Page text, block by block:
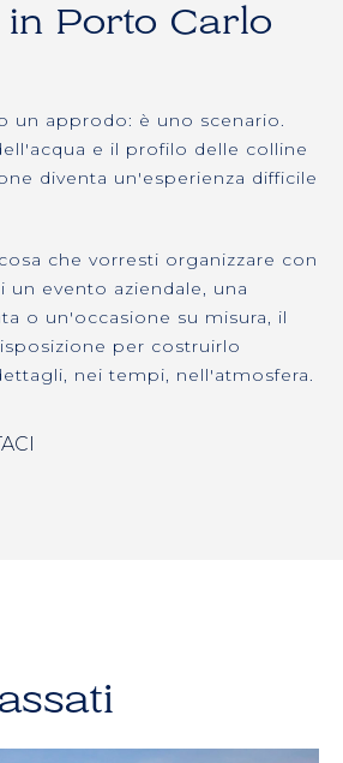
in Porto Carlo
un approdo: è uno scenario.
e il profilo delle colline
diventa un'esperienza difficile
che vorresti organizzare con
un evento aziendale, una
o un'occasione su misura, il
per costruirlo
nei tempi, nell'atmosfera.